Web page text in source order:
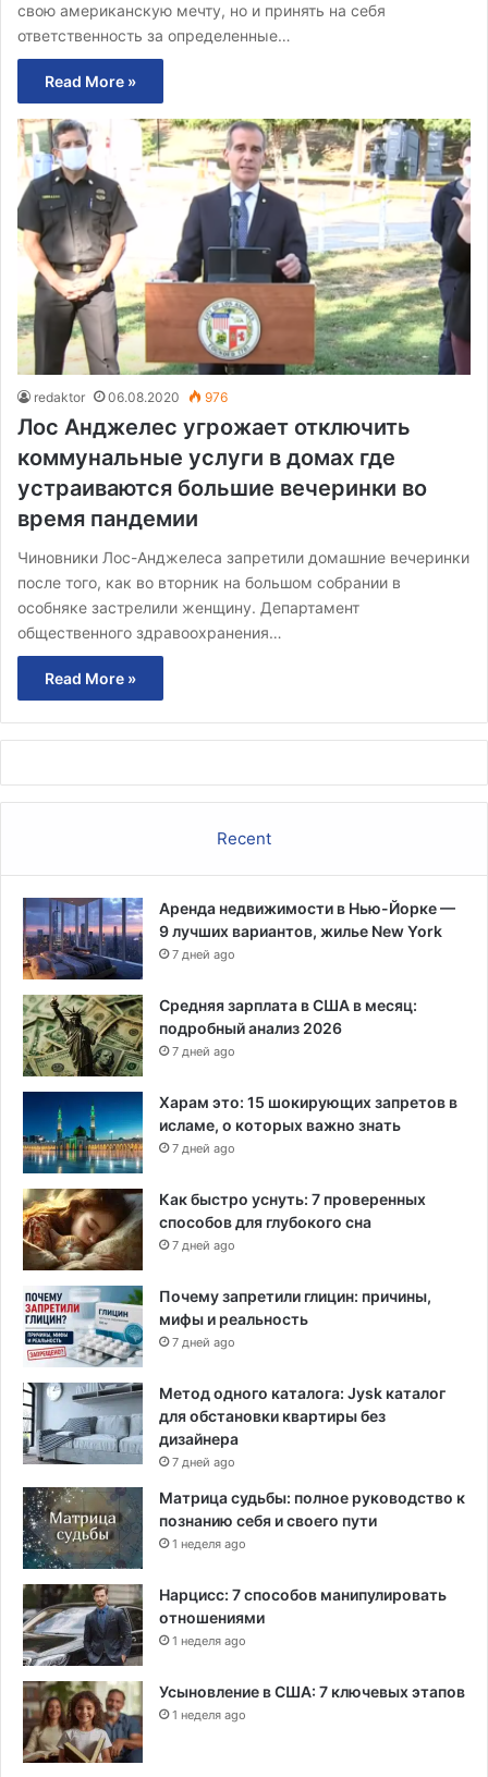
свою американскую мечту, но и принять на себя
ответственность за определенные…
Read More »
redaktor 06.08.2020 976
Лос Анджелес угрожает отключить
коммунальные услуги в домах где
устраиваются большие вечеринки во
время пандемии
Чиновники Лос-Анджелеса запретили домашние вечеринки
после того, как во вторник на большом собрании в
особняке застрелили женщину. Департамент
общественного здравоохранения…
Read More »
Recent
Аренда недвижимости в Нью-Йорке —
9 лучших вариантов, жилье New York
7 дней ago
Средняя зарплата в США в месяц:
подробный анализ 2026
7 дней ago
Харам это: 15 шокирующих запретов в
исламе, о которых важно знать
7 дней ago
Как быстро уснуть: 7 проверенных
способов для глубокого сна
7 дней ago
Почему запретили глицин: причины,
мифы и реальность
7 дней ago
Метод одного каталога: Jysk каталог
для обстановки квартиры без
дизайнера
7 дней ago
Матрица судьбы: полное руководство к
познанию себя и своего пути
1 неделя ago
Нарцисс: 7 способов манипулировать
отношениями
1 неделя ago
Усыновление в США: 7 ключевых этапов
1 неделя ago